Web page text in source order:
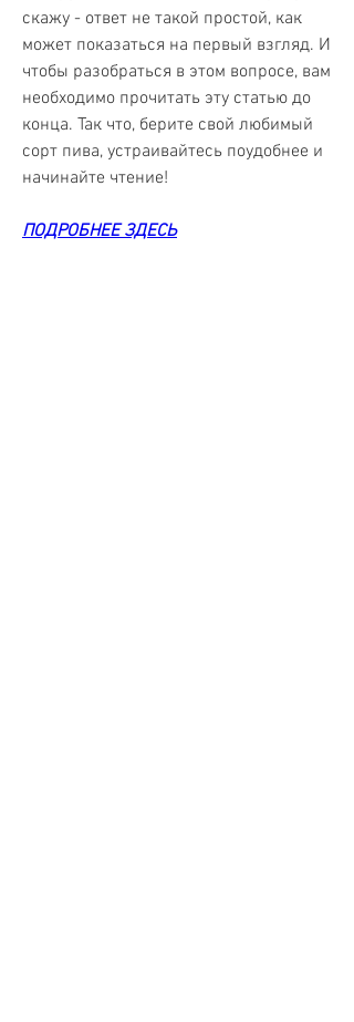
скажу - ответ не такой простой, как
может показаться на первый взгляд. И
чтобы разобраться в этом вопросе, вам
необходимо прочитать эту статью до
конца. Так что, берите свой любимый
сорт пива, устраивайтесь поудобнее и
начинайте чтение!
ПОДРОБНЕЕ ЗДЕСЬ